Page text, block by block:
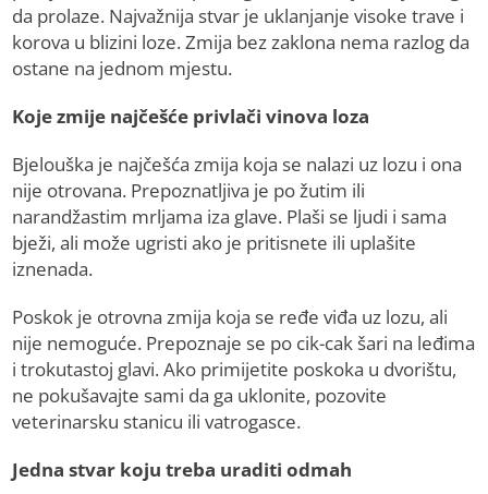
da prolaze. Najvažnija stvar je uklanjanje visoke trave i
korova u blizini loze. Zmija bez zaklona nema razlog da
ostane na jednom mjestu.
Koje zmije najčešće privlači vinova loza
Bjelouška je najčešća zmija koja se nalazi uz lozu i ona
nije otrovana. Prepoznatljiva je po žutim ili
narandžastim mrljama iza glave. Plaši se ljudi i sama
bježi, ali može ugristi ako je pritisnete ili uplašite
iznenada.
Poskok je otrovna zmija koja se ređe viđa uz lozu, ali
nije nemoguće. Prepoznaje se po cik-cak šari na leđima
i trokutastoj glavi. Ako primijetite poskoka u dvorištu,
ne pokušavajte sami da ga uklonite, pozovite
veterinarsku stanicu ili vatrogasce.
Jedna stvar koju treba uraditi odmah